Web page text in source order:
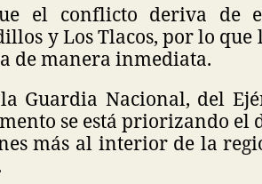
el conflicto deriva de
y Los Tlacos, por lo
de manera inmediata.
Guardia Nacional, del
se está priorizando el
más al interior de la